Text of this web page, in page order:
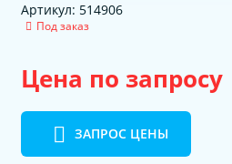
Артикул: 514906
Под заказ
Цена по запросу
ЗАПРОС ЦЕНЫ